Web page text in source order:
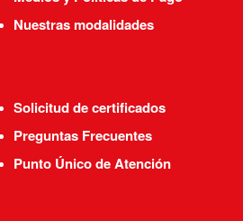
Nuestras modalidades
Solicitud de certificados
Preguntas Frecuentes
Punto Único de Atención